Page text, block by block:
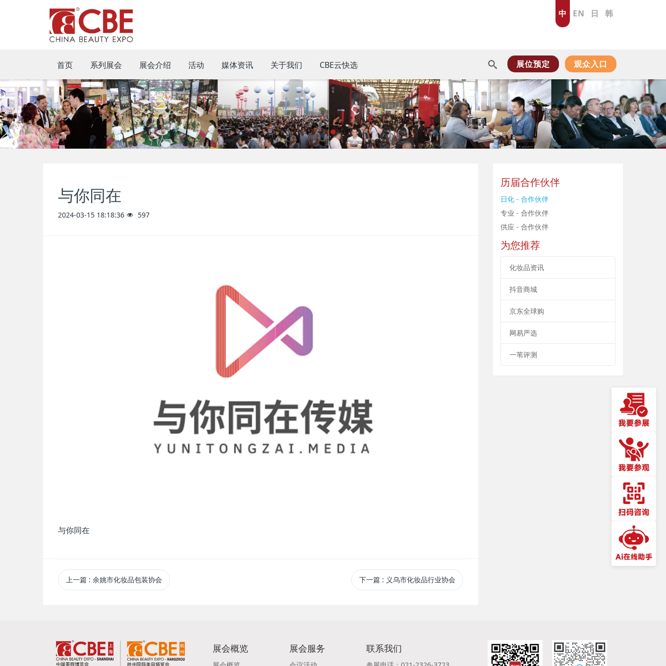
中 EN 日 韩
首页 系列展会 展会介绍 活动 媒体资讯 关于我们 CBE云快选 展位预定 观众入口
与你同在
2024-03-15 18:18:36 597
与你同在
上一篇 : 余姚市化妆品包装协会 下一篇 : 义乌市化妆品行业协会
历届合作伙伴
日化 - 合作伙伴
专业 - 合作伙伴
供应 - 合作伙伴
为您推荐
化妆品资讯
抖音商城
京东全球购
网易严选
一苇评测
展会概览 展会服务 联系我们